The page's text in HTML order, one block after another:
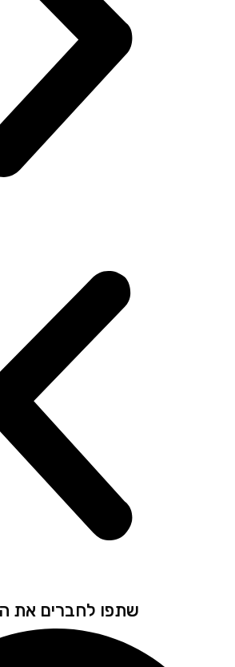
שתפו לחברים את הדף!